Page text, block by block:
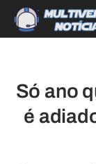
Só ano
é